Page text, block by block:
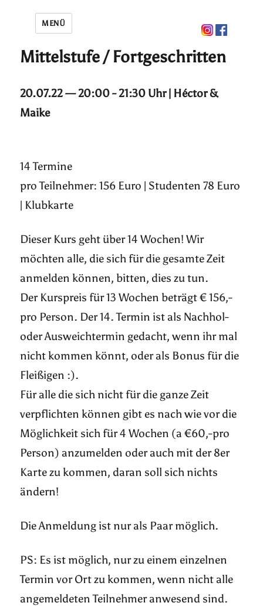
MENÜ
Mittelstufe / Fortgeschritten
20.07.22 — 20:00 - 21:30 Uhr | Héctor &
Maike
14 Termine
pro Teilnehmer: 156 Euro | Studenten 78 Euro
| Klubkarte
Dieser Kurs geht über 14 Wochen! Wir
möchten alle, die sich für die gesamte Zeit
anmelden können, bitten, dies zu tun.
Der Kurspreis für 13 Wochen beträgt € 156,-
pro Person. Der 14. Termin ist als Nachhol-
oder Ausweichtermin gedacht, wenn ihr mal
nicht kommen könnt, oder als Bonus für die
Fleißigen :).
Für alle die sich nicht für die ganze Zeit
verpflichten können gibt es nach wie vor die
Möglichkeit sich für 4 Wochen (a €60,-pro
Person) anzumelden oder auch mit der 8er
Karte zu kommen, daran soll sich nichts
ändern!
Die Anmeldung ist nur als Paar möglich.
PS: Es ist möglich, nur zu einem einzelnen
Termin vor Ort zu kommen, wenn nicht alle
angemeldeten Teilnehmer anwesend sind.